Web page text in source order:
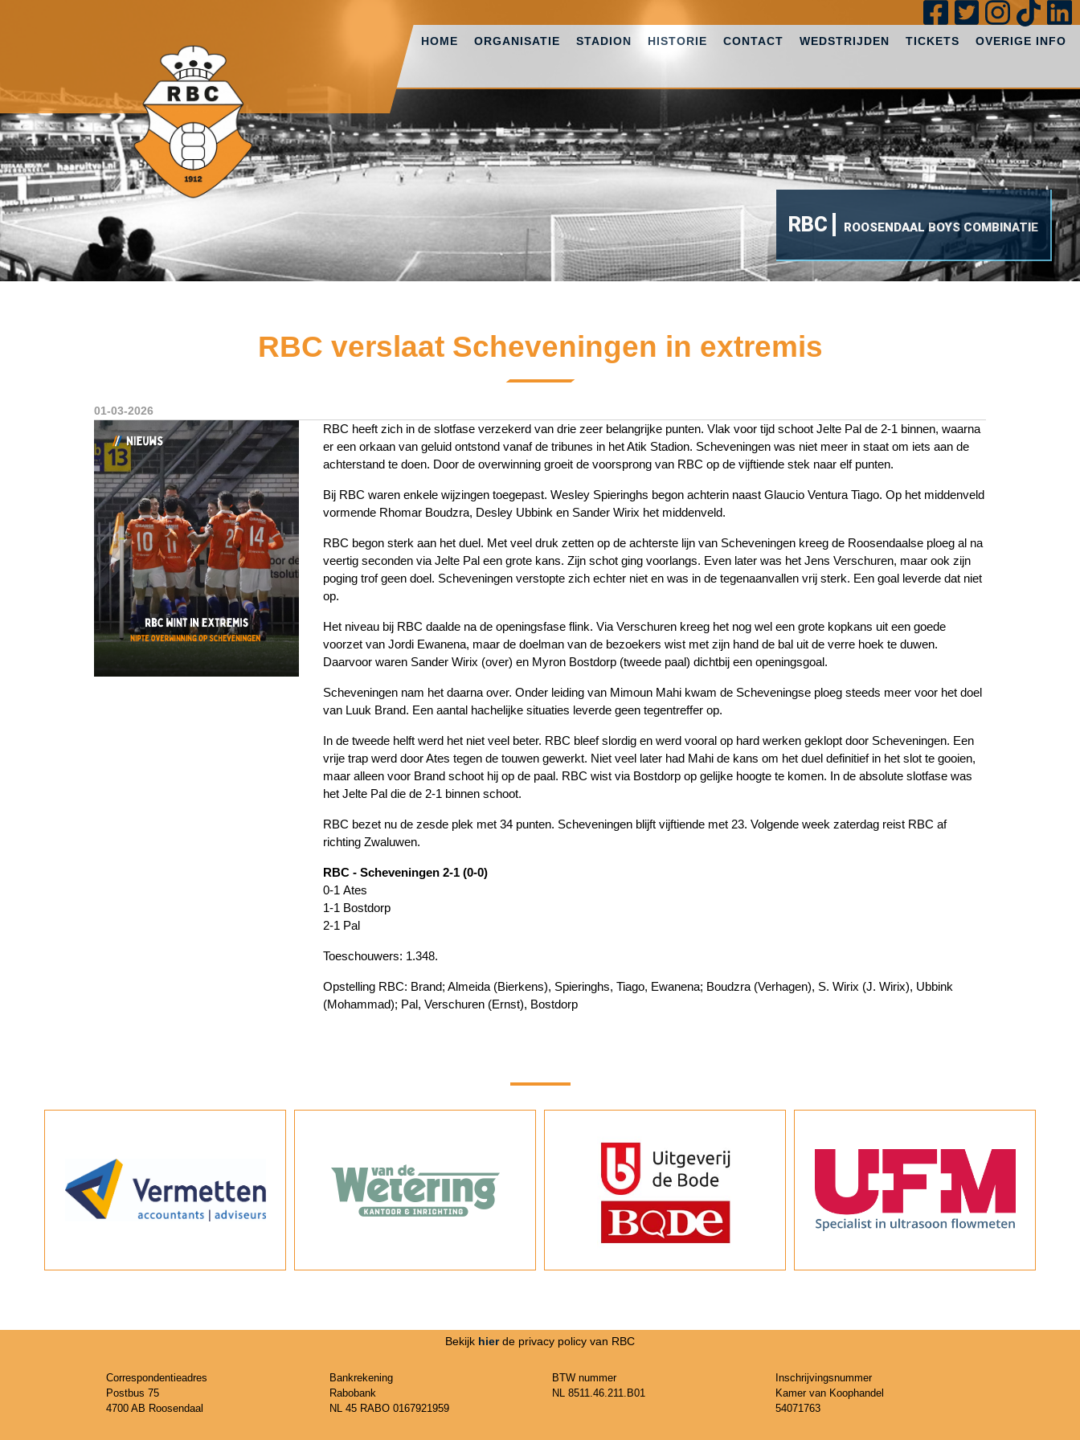
RBC ROOSENDAAL BOYS COMBINATIE
HOME ORGANISATIE STADION HISTORIE CONTACT WEDSTRIJDEN TICKETS OVERIGE INFO
RBC verslaat Scheveningen in extremis
01-03-2026
RBC heeft zich in de slotfase verzekerd van drie zeer belangrijke punten. Vlak voor tijd schoot Jelte Pal de 2-1 binnen, waarna
er een orkaan van geluid ontstond vanaf de tribunes in het Atik Stadion. Scheveningen was niet meer in staat om iets aan de
achterstand te doen. Door de overwinning groeit de voorsprong van RBC op de vijftiende stek naar elf punten.
Bij RBC waren enkele wijzingen toegepast. Wesley Spieringhs begon achterin naast Glaucio Ventura Tiago. Op het middenveld
vormende Rhomar Boudzra, Desley Ubbink en Sander Wirix het middenveld.
RBC begon sterk aan het duel. Met veel druk zetten op de achterste lijn van Scheveningen kreeg de Roosendaalse ploeg al na
veertig seconden via Jelte Pal een grote kans. Zijn schot ging voorlangs. Even later was het Jens Verschuren, maar ook zijn
poging trof geen doel. Scheveningen verstopte zich echter niet en was in de tegenaanvallen vrij sterk. Een goal leverde dat niet
op.
Het niveau bij RBC daalde na de openingsfase flink. Via Verschuren kreeg het nog wel een grote kopkans uit een goede
voorzet van Jordi Ewanena, maar de doelman van de bezoekers wist met zijn hand de bal uit de verre hoek te duwen.
Daarvoor waren Sander Wirix (over) en Myron Bostdorp (tweede paal) dichtbij een openingsgoal.
Scheveningen nam het daarna over. Onder leiding van Mimoun Mahi kwam de Scheveningse ploeg steeds meer voor het doel
van Luuk Brand. Een aantal hachelijke situaties leverde geen tegentreffer op.
In de tweede helft werd het niet veel beter. RBC bleef slordig en werd vooral op hard werken geklopt door Scheveningen. Een
vrije trap werd door Ates tegen de touwen gewerkt. Niet veel later had Mahi de kans om het duel definitief in het slot te gooien,
maar alleen voor Brand schoot hij op de paal. RBC wist via Bostdorp op gelijke hoogte te komen. In de absolute slotfase was
het Jelte Pal die de 2-1 binnen schoot.
RBC bezet nu de zesde plek met 34 punten. Scheveningen blijft vijftiende met 23. Volgende week zaterdag reist RBC af
richting Zwaluwen.
RBC - Scheveningen 2-1 (0-0)
0-1 Ates
1-1 Bostdorp
2-1 Pal
Toeschouwers: 1.348.
Opstelling RBC: Brand; Almeida (Bierkens), Spieringhs, Tiago, Ewanena; Boudzra (Verhagen), S. Wirix (J. Wirix), Ubbink
(Mohammad); Pal, Verschuren (Ernst), Bostdorp
Bekijk hier de privacy policy van RBC
Correspondentieadres
Postbus 75
4700 AB Roosendaal
Bankrekening
Rabobank
NL 45 RABO 0167921959
BTW nummer
NL 8511.46.211.B01
Inschrijvingsnummer
Kamer van Koophandel
54071763